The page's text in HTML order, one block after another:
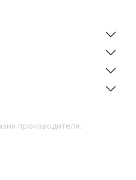
производителя.